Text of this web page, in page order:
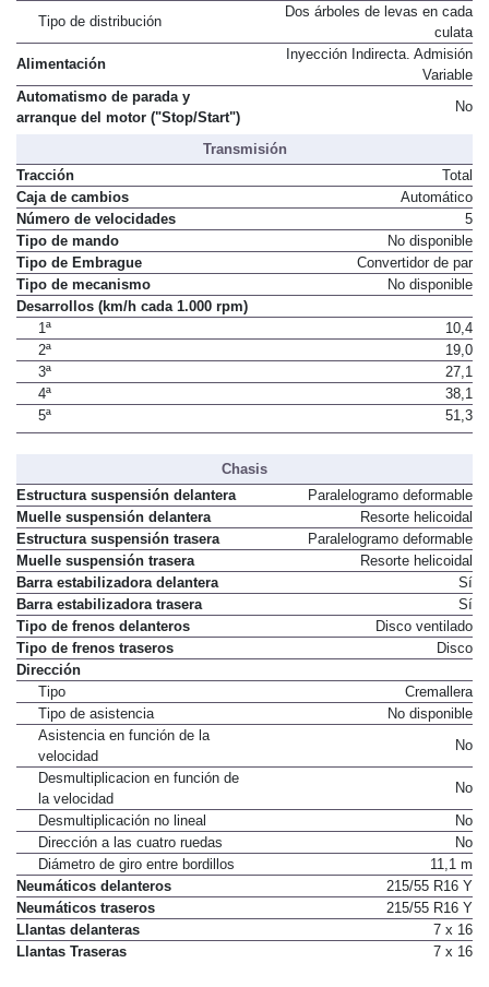
Tipo de distribución
Dos árboles de levas en cada
culata
Alimentación
Inyección Indirecta. Admisión
Variable
Automatismo de parada y
arranque del motor ("Stop/Start")
No
Transmisión
Tracción
Total
Caja de cambios
Automático
Número de velocidades
5
Tipo de mando
No disponible
Tipo de Embrague
Convertidor de par
Tipo de mecanismo
No disponible
Desarrollos (km/h cada 1.000 rpm)
1ª
10,4
2ª
19,0
3ª
27,1
4ª
38,1
5ª
51,3
Chasis
Estructura suspensión delantera
Paralelogramo deformable
Muelle suspensión delantera
Resorte helicoidal
Estructura suspensión trasera
Paralelogramo deformable
Muelle suspensión trasera
Resorte helicoidal
Barra estabilizadora delantera
Sí
Barra estabilizadora trasera
Sí
Tipo de frenos delanteros
Disco ventilado
Tipo de frenos traseros
Disco
Dirección
Tipo
Cremallera
Tipo de asistencia
No disponible
Asistencia en función de la
velocidad
No
Desmultiplicacion en función de
la velocidad
No
Desmultiplicación no lineal
No
Dirección a las cuatro ruedas
No
Diámetro de giro entre bordillos
11,1 m
Neumáticos delanteros
215/55 R16 Y
Neumáticos traseros
215/55 R16 Y
Llantas delanteras
7 x 16
Llantas Traseras
7 x 16